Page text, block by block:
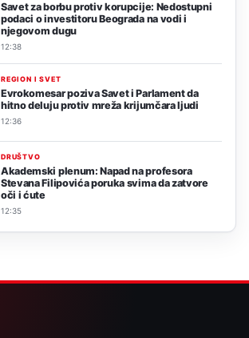
Savet za borbu protiv korupcije: Nedostupni
podaci o investitoru Beograda na vodi i
njegovom dugu
12:38
REGION I SVET
Evrokomesar poziva Savet i Parlament da
hitno deluju protiv mreža krijumčara ljudi
12:36
DRUŠTVO
Akademski plenum: Napad na profesora
Stevana Filipovića poruka svima da zatvore
oči i ćute
12:35